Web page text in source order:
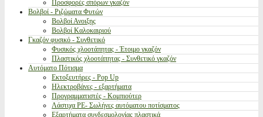
Προσφορές σπόρων γκαζόν
Βολβοί - Ριζώματα Φυτών
Βολβοί Ανοιξης
Βολβοί Καλοκαιριού
Γκαζόν φυσικό - Συνθετικό
Φυσικός χλοοτάπητας - Έτοιμο γκαζόν
Πλαστικός χλοοτάπητας - Συνθετικό γκαζόν
Αυτόματο Πότισμα
Εκτοξευτήρες - Pop Up
Ηλεκτροβάνες - εξαρτήματα
Προγραμματιστές - Κομπιούτερ
Λάστιχα PE- Σωλήνες αυτόματου ποτίσματος
Εξαρτήματα συνδεσμολογίας πλαστικά